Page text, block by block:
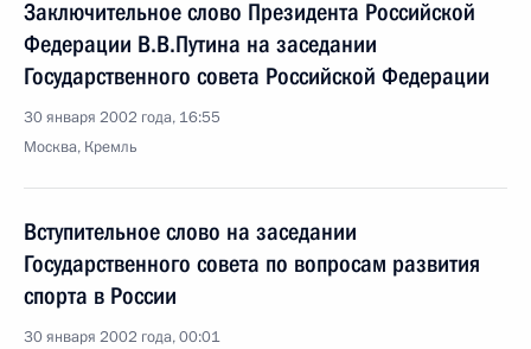
Заключительное слово Президента Российской
Федерации В.В.Путина на заседании
Государственного совета Российской Федерации
30 января 2002 года, 16:55
Москва, Кремль
Вступительное слово на заседании
Государственного совета по вопросам развития
спорта в России
30 января 2002 года, 00:01